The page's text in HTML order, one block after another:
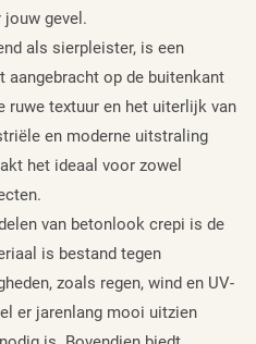
gevel.
als sierpleister, is een
op de buitenkant
ruwe textuur en het uiterlijk van
en moderne uitstraling
het ideaal voor zowel
van betonlook crepi is de
is bestand tegen
zoals regen, wind en UV-
er jarenlang mooi uitzien